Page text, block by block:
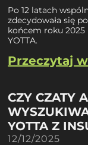
Po 12 latach
zdecydowała się
końcem roku 2025
YOTTA.
Przeczytaj
CZY CZATY
YOTTA Z
12/12/2025